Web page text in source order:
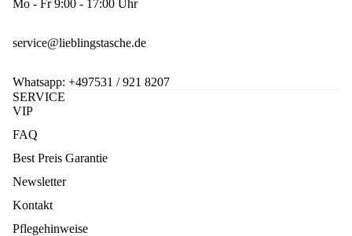
Mo - Fr 9:00 - 17:00 Uhr
service@lieblingstasche.de
Whatsapp: +497531 / 921 8207
SERVICE
VIP
FAQ
Best Preis Garantie
Newsletter
Kontakt
Pflegehinweise